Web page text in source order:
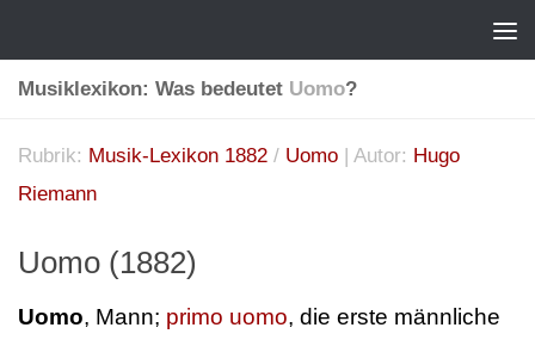
Musiklexikon: Was bedeutet Uomo?
Rubrik: Musik-Lexikon 1882 / Uomo | Autor: Hugo
Riemann
Uomo (1882)
Uomo, Mann; primo uomo, die erste männliche